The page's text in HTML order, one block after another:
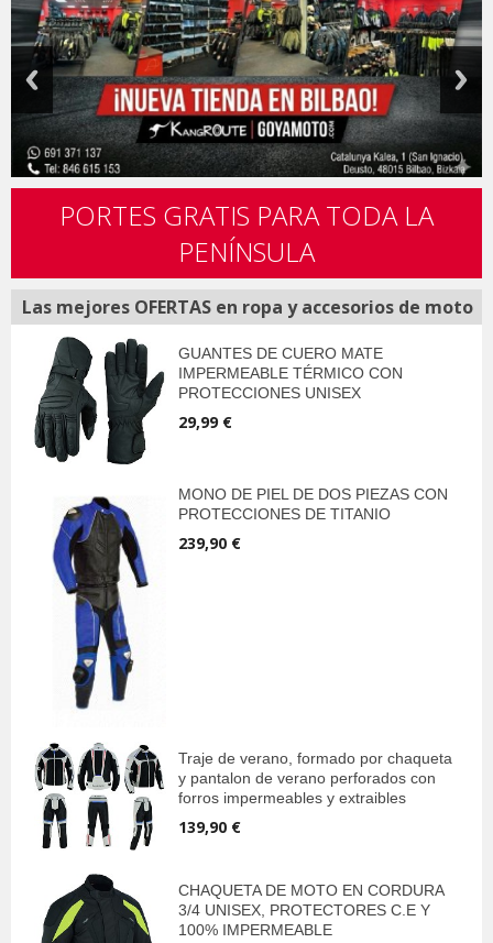
PORTES GRATIS PARA TODA LA
PENÍNSULA
Las mejores OFERTAS en ropa y accesorios de moto
GUANTES DE CUERO MATE
IMPERMEABLE TÉRMICO CON
PROTECCIONES UNISEX
29,99 €
MONO DE PIEL DE DOS PIEZAS CON
PROTECCIONES DE TITANIO
239,90 €
Traje de verano, formado por chaqueta
y pantalon de verano perforados con
forros impermeables y extraibles
139,90 €
CHAQUETA DE MOTO EN CORDURA
3/4 UNISEX, PROTECTORES C.E Y
100% IMPERMEABLE